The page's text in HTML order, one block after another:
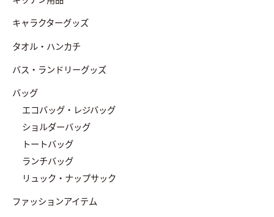
キャラクターグッズ
タオル・ハンカチ
バス・ランドリーグッズ
バッグ
エコバッグ・レジバッグ
ショルダーバッグ
トートバッグ
ランチバッグ
リュック・ナップサック
ファッションアイテム